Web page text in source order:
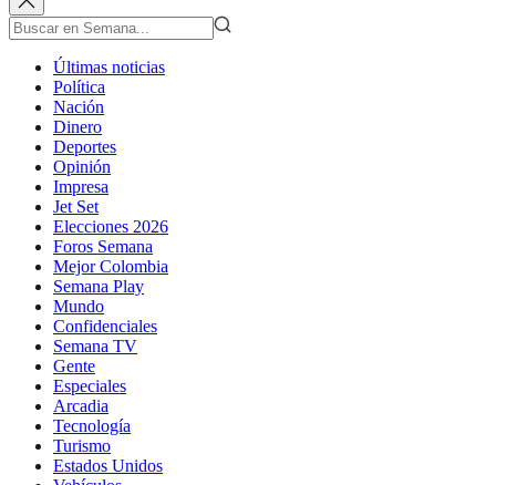
Últimas noticias
Política
Nación
Dinero
Deportes
Opinión
Impresa
Jet Set
Elecciones 2026
Foros Semana
Mejor Colombia
Semana Play
Mundo
Confidenciales
Semana TV
Gente
Especiales
Arcadia
Tecnología
Turismo
Estados Unidos